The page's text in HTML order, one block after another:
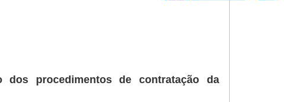
dos procedimentos de contratação da